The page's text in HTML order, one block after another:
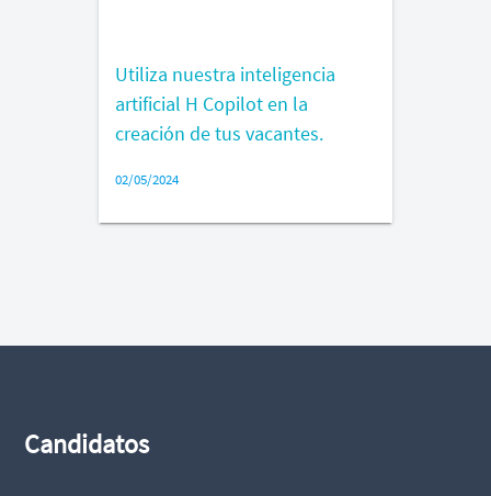
Utiliza nuestra inteligencia
artificial H Copilot en la
creación de tus vacantes.
02/05/2024
Candidatos